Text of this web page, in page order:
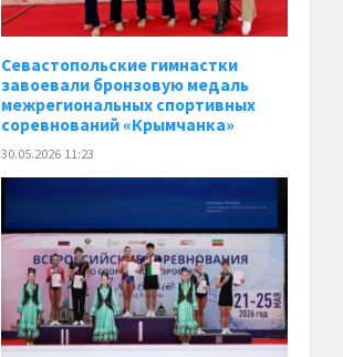
Севастопольские гимнастки
завоевали бронзовую медаль
межрегиональных спортивных
соревнований «Крымчанка»
30.05.2026 11:23